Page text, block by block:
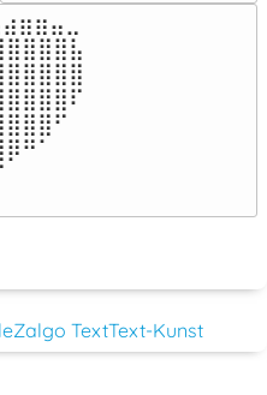
Zalgo TextText-Kunst